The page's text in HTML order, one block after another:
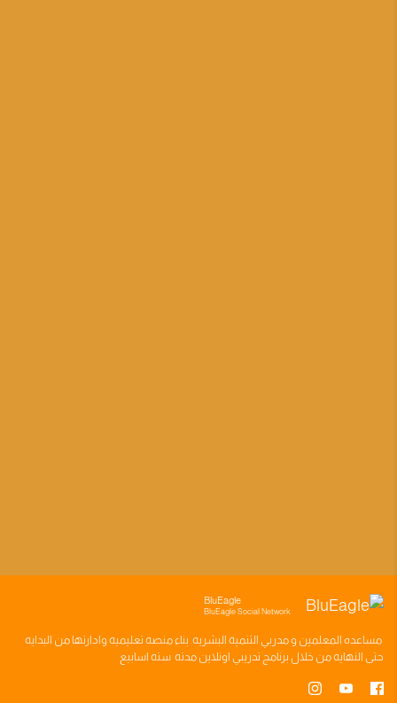
BluEagle
BluEagle Social Network
مساعده المعلمين ومدربي التنميه البشريه بناءمنصه تعليميه وادارتها من البدايه
حتى النهايه من خلال برنامج تدريبي اونلاين مدته سته اسابيع